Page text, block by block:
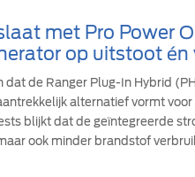
met Pro Power
op uitstoot én
dat de Ranger Plug-In Hybrid
alternatief vormt
blijkt dat de geïntegreerde
ook minder brandstof